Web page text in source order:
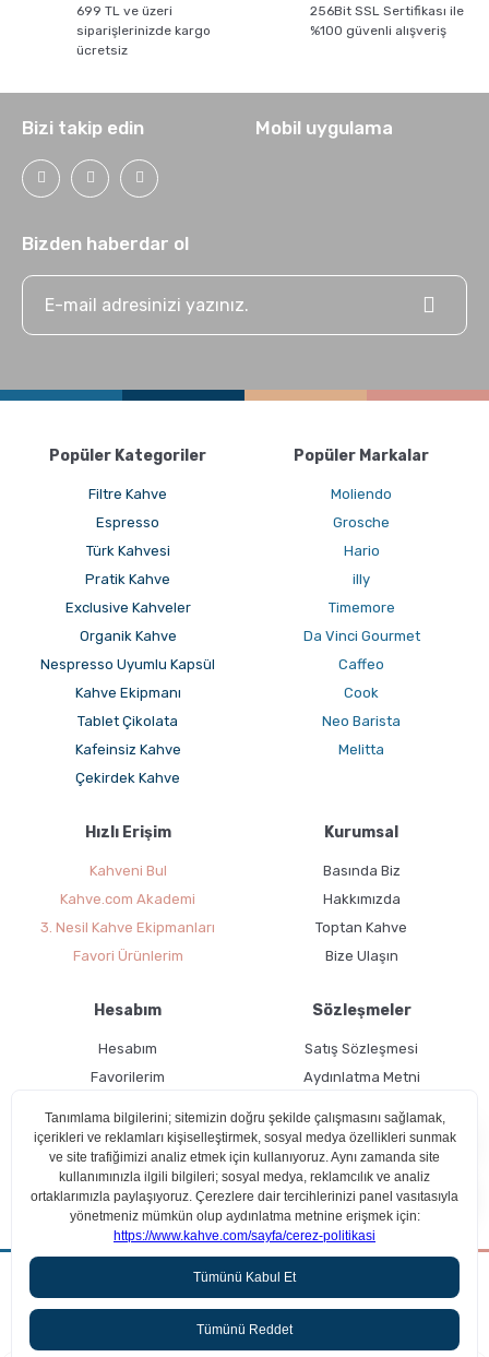
Mokapot Nasıl Kullanılır ?
699 TL ve üzeri
siparişlerinizde kargo
ücretsiz
256Bit SSL Sertifikası ile
%100 güvenli alışveriş
Bizi takip edin
Bizden haberdar ol
Mobil uygulama
Popüler Kategoriler
Filtre Kahve
Espresso
Türk Kahvesi
Pratik Kahve
Exclusive Kahveler
Organik Kahve
Nespresso Uyumlu Kapsül
Kahve Ekipmanı
Tablet Çikolata
Kafeinsiz Kahve
Çekirdek Kahve
Popüler Markalar
Moliendo
Grosche
Hario
illy
Timemore
Da Vinci Gourmet
Caffeo
Cook
Neo Barista
Melitta
Hızlı Erişim
Kahveni Bul
Kahve.com Akademi
3. Nesil Kahve Ekipmanları
Favori Ürünlerim
Kurumsal
Basında Biz
Hakkımızda
Toptan Kahve
Bize Ulaşın
Hesabım
Hesabım
Favorilerim
Ücretsiz Üyelik
Sözleşmeler
Satış Sözleşmesi
Aydınlatma Metni
Kullanım Koşulları
Çerez Politikası
Aradığın kahveyi beraber bulalım!